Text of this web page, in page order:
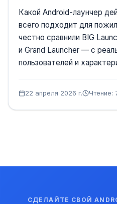
Какой Android-лаунчер
всего подходит для
честно сравнили BIG
и Grand Launcher — с
пользователей и
22 апреля 2026 г. Чтение:
СДЕЛАЙТЕ СВОЙ